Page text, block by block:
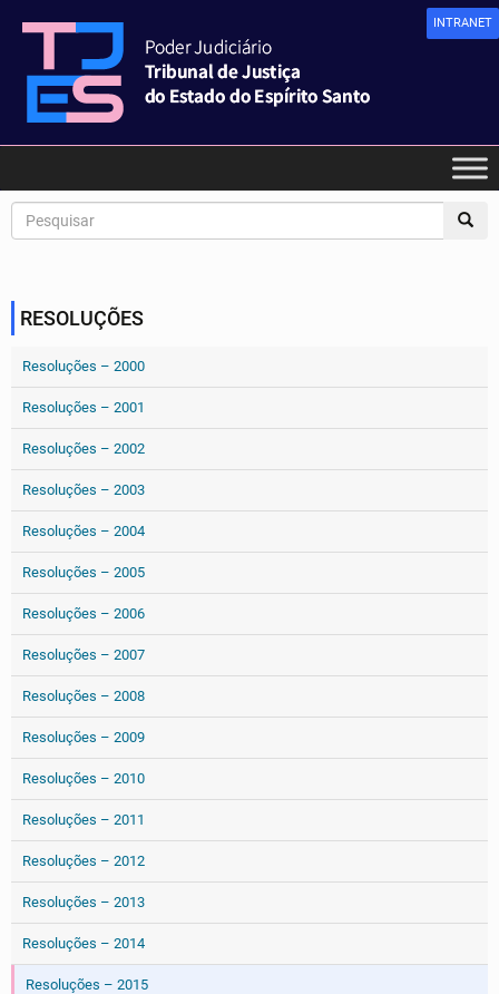
INTRANET
RESOLUÇÕES
Resoluções – 2000
Resoluções – 2001
Resoluções – 2002
Resoluções – 2003
Resoluções – 2004
Resoluções – 2005
Resoluções – 2006
Resoluções – 2007
Resoluções – 2008
Resoluções – 2009
Resoluções – 2010
Resoluções – 2011
Resoluções – 2012
Resoluções – 2013
Resoluções – 2014
Resoluções – 2015